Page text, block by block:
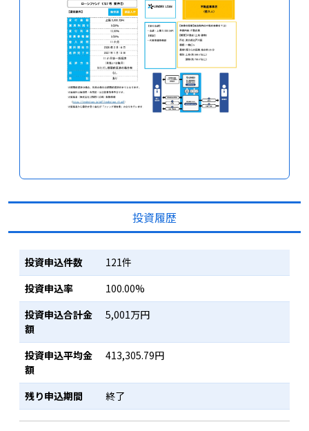
投資履歴
投資申込件数
121件
投資申込率
100.00%
投資申込合計金
額
5,001万円
投資申込平均金
額
413,305.79円
残り申込期間 終了